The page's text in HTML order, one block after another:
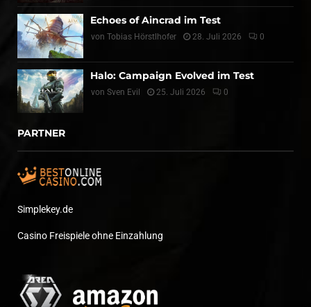
Echoes of Aincrad im Test
von Tobias Hörstlhofer 28. Juli 2026 0
Halo: Campaign Evolved im Test
von Sven Evil 25. Juli 2026 0
PARTNER
Simplekey.de
Casino Freispiele ohne Einzahlung